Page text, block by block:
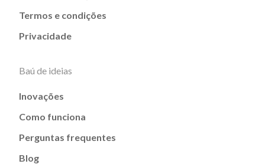
Termos e condições
Privacidade
Baú de ideias
Inovações
Como funciona
Perguntas frequentes
Blog